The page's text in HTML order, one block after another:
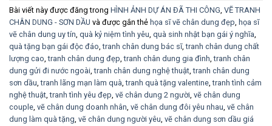
Bài viết này được đăng trong HÌNH ẢNH DỰ ÁN ĐÃ THI CÔNG, VẼ TRANH
CHÂN DUNG - SƠN DẦU và được gắn thẻ họa sĩ vẽ chân dung đẹp, họa sĩ
vẽ chân dung uy tín, quà kỷ niệm tình yêu, quà sinh nhật bạn gái ý nghĩa,
quà tặng bạn gái độc đáo,tranh chân dung bác sĩ,tranh chân dung chất
lượng cao,tranh chân dung đẹp,tranh chân dung gia đình,tranh chân
dung gửi đi nước ngoài,tranh chân dung nghệ thuật,tranh chân dung
sơn dầu,tranh lãng mạn làm quà,tranh quà tặng valentine,tranh tình cảm
nghệ thuật,tranh tình yêu đẹp, vẽ chân dung 2 người, vẽ chân dung
couple, vẽ chân dung doanh nhân, vẽ chân dung đôi yêu nhau, vẽ chân
dung làm quà tặng, vẽ chân dung người yêu, vẽ chân dung sơn dầu giá